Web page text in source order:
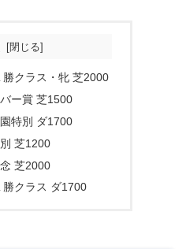
クラス・牝 芝2000
ー賞 芝1500
特別 ダ1700
芝1200
芝2000
クラス ダ1700